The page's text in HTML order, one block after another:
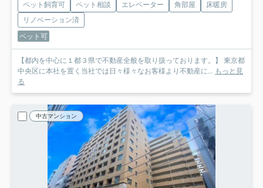
ペット飼育可 ペット相談 エレベーター 角部屋
床暖房
リノベーション済
ペット可
【都内を中心に１都３県で不動産全般を取り扱っております。】 東京都
中央区に本社を置く当社では日々様々なお客様より不動産に... もっと見
る
中古マンション